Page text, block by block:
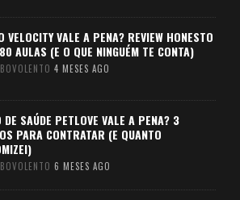
VELOCITY VALE A PENA? REVIEW HONESTO
AULAS (E O QUE NINGUÉM TE CONTA)
4 MESES AGO
DE SAÚDE PETLOVE VALE A PENA? 3
PARA CONTRATAR (E QUANTO
6 MESES AGO